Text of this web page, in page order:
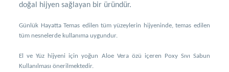
doğal hijyen sağlayan bir üründür.
Günlük Hayatta Temas edilen tüm yüzeylerin hijyeninde, temas edilen
tüm nesnelerde kullanıma uygundur.
El ve Yüz hijyeni için yoğun Aloe Vera özü içeren Poxy Sıvı Sabun
Kullanılması önerilmektedir.